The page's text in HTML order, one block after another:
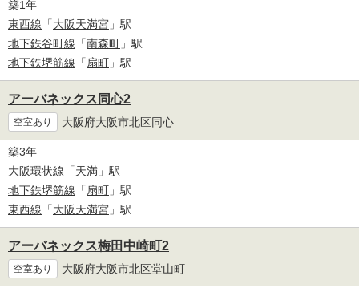
築1年
東西線 「大阪天満宮 」駅
地下鉄谷町線 「南森町 」駅
地下鉄堺筋線 「 扇町 」駅
アーバネックス同心2
空室あり 大阪府大阪市北区同心
築3年
大阪環状線 「天満 」駅
地下鉄堺筋線 「 扇町 」駅
東西線 「大阪天満宮 」駅
アーバネックス梅田中崎町2
空室あり 大阪府大阪市北区堂山町